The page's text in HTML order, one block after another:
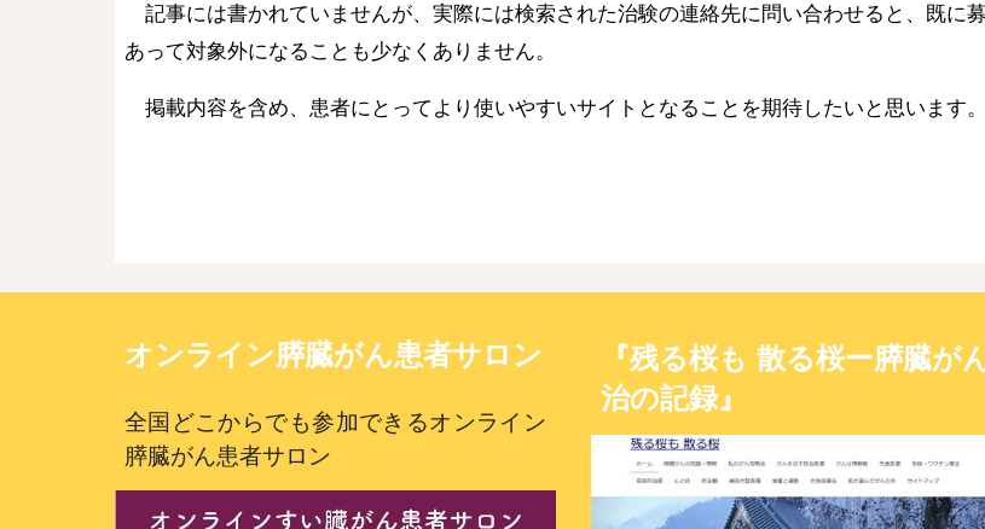
記事には書かれていませんが、実際には検索された治験の連絡先に問い合わせると、既に
あって対象外になることも少なくありません。
掲載内容を含め、患者にとってより使いやすいサイトとなることを期待したいと思います。
オンライン膵臓がん患者サロン
全国どこからでも参加できるオンライン
膵臓がん患者サロン
『残る桜も 散る桜ー膵臓が
治の記録』